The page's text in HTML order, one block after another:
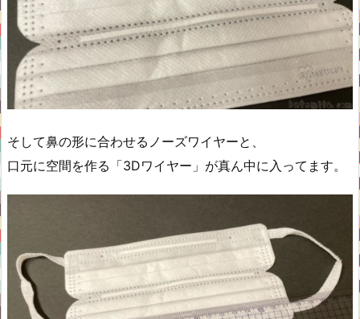
そして鼻の形に合わせるノーズワイヤーと、
口元に空間を作る「3Dワイヤー」が真ん中に入ってます。